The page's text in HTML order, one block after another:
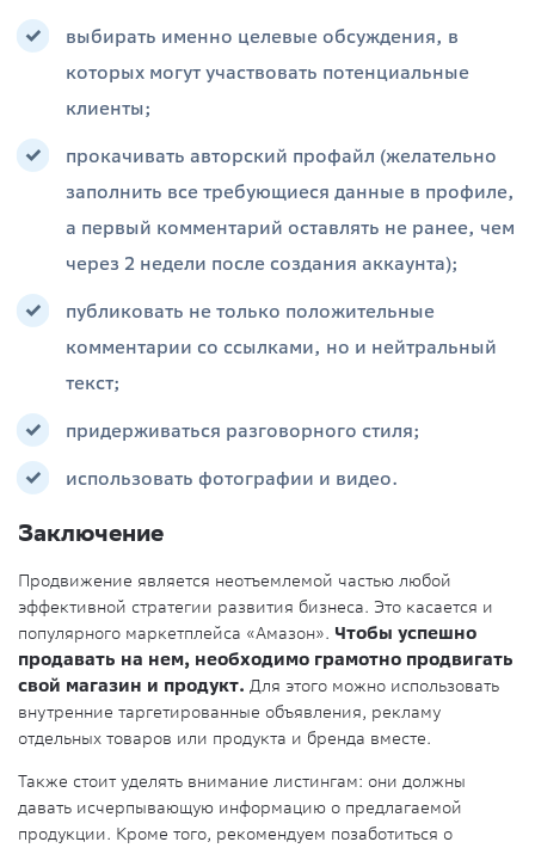
выбирать именно целевые обсуждения, в
которых могут участвовать потенциальные
клиенты;
прокачивать авторский профайл (желательно
заполнить все требующиеся данные в профиле,
а первый комментарий оставлять не ранее, чем
через 2 недели после создания аккаунта);
публиковать не только положительные
комментарии со ссылками, но и нейтральный
текст;
придерживаться разговорного стиля;
использовать фотографии и видео.
Заключение
Продвижение является неотъемлемой частью любой
эффективной стратегии развития бизнеса. Это касается и
популярного маркетплейса «Амазон». Чтобы успешно
продавать на нем, необходимо грамотно продвигать
свой магазин и продукт. Для этого можно использовать
внутренние таргетированные объявления, рекламу
отдельных товаров или продукта и бренда вместе.
Также стоит уделять внимание листингам: они должны
давать исчерпывающую информацию о предлагаемой
продукции. Кроме того, рекомендуем позаботиться о